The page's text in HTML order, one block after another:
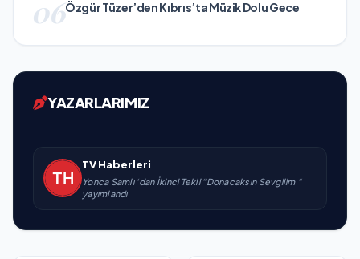
06Özgür Tüzer’den Kıbrıs’ta Müzik Dolu Gece
YAZARLARIMIZ
TV Haberleri
Yonca Samlı ‘dan İkinci Tekli “Donacaksın Sevgilim “
yayımlandı